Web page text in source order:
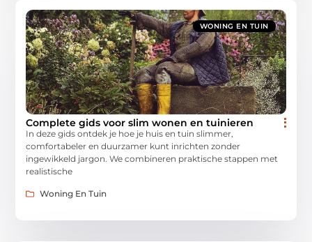
WONING EN TUIN
Complete gids voor slim wonen en tuinieren
In deze gids ontdek je hoe je huis en tuin slimmer,
comfortabeler en duurzamer kunt inrichten zonder
ingewikkeld jargon. We combineren praktische stappen met
realistische
Woning En Tuin